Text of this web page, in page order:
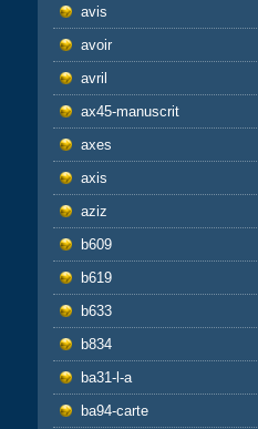
avis
avoir
avril
ax45-manuscrit
axes
axis
aziz
b609
b619
b633
b834
ba31-l-a
ba94-carte